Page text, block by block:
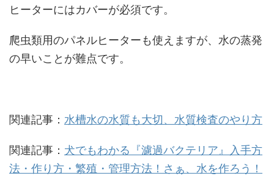
ヒーターにはカバーが必須です。
爬虫類用のパネルヒーターも使えますが、水の蒸発
の早いことが難点です。
関連記事： 水槽水の水質も大切、水質検査のやり方
関連記事： 犬でもわかる『濾過バクテリア』入手方
法・作り方・繁殖・管理方法！さぁ、水を作ろう！